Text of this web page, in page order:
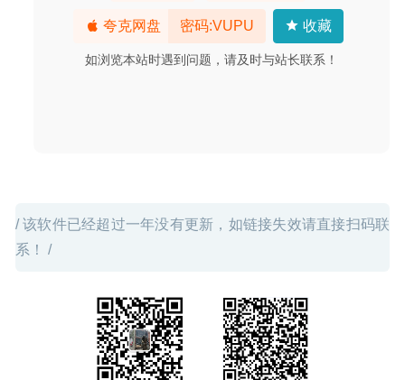
夸克网盘 密码:VUPU 收藏
如浏览本站时遇到问题，请及时与站长联系！
/ 该软件已经超过一年没有更新，如链接失效请直接扫码联
系！ /
Picture Collage Maker 3.7.7 中文版 – 照片拼接制作工具
2021-12-04